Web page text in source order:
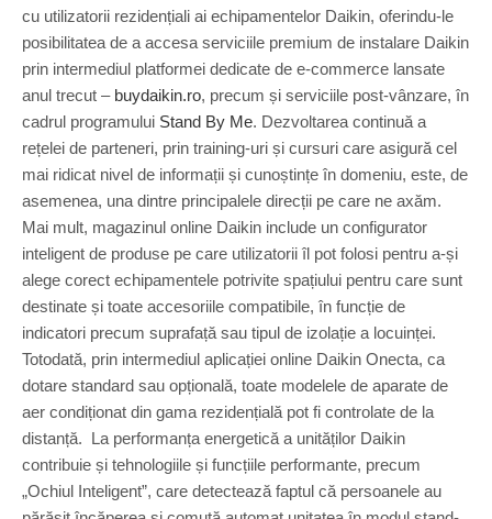
cu utilizatorii rezidențiali ai echipamentelor Daikin, oferindu-le
posibilitatea de a accesa serviciile premium de instalare Daikin
prin intermediul platformei dedicate de e-commerce lansate
anul trecut – buydaikin.ro, precum și serviciile post-vânzare, în
cadrul programului Stand By Me. Dezvoltarea continuă a
rețelei de parteneri, prin training-uri și cursuri care asigură cel
mai ridicat nivel de informații și cunoștințe în domeniu, este, de
asemenea, una dintre principalele direcții pe care ne axăm.
Mai mult, magazinul online Daikin include un configurator
inteligent de produse pe care utilizatorii îl pot folosi pentru a-și
alege corect echipamentele potrivite spațiului pentru care sunt
destinate și toate accesoriile compatibile, în funcție de
indicatori precum suprafață sau tipul de izolație a locuinței.
Totodată, prin intermediul aplicației online Daikin Onecta, ca
dotare standard sau opțională, toate modelele de aparate de
aer condiționat din gama rezidențială pot fi controlate de la
distanță. La performanța energetică a unităților Daikin
contribuie și tehnologiile și funcțiile performante, precum
„Ochiul Inteligent”, care detectează faptul că persoanele au